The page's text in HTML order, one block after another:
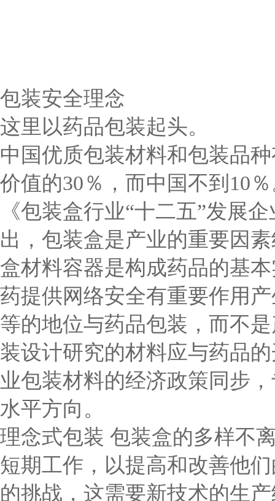
包装安全理念
这里以药品包装起头。
中国优质包装材料和包装品
价值的30％，而中国不到10
《包装盒行业“十二五”发展
出，包装盒是产业的重要因
盒材料容器是构成药品的基
药提供网络安全有重要作用
等的地位与药品包装，而不
装设计研究的材料应与药品
业包装材料的经济政策同步
水平方向。
理念式包装 包装盒的多样不
短期工作，以提高和改善他
的挑战，这需要新技术的生